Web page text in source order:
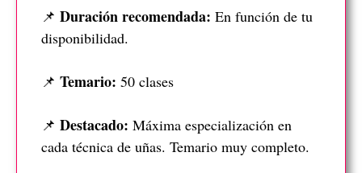
📌 Duración recomendada: En función de tu
disponibilidad.
📌 Temario: 50 clases
📌 Destacado: Máxima especialización en
cada técnica de uñas. Temario muy completo.